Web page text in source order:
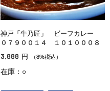
神戸「牛乃匠」 ビーフカレー
０７９００１４ １０１０００８
3,888 円 （8%税込）
在庫：○